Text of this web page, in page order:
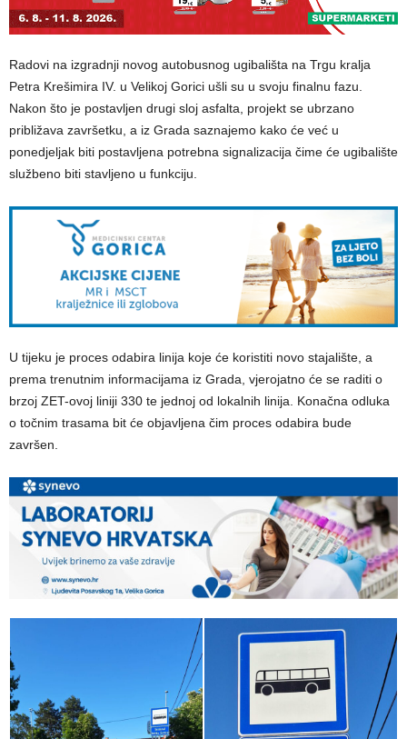
Radovi na izgradnji novog autobusnog ugibališta na Trgu kralja
Petra Krešimira IV. u Velikoj Gorici ušli su u svoju finalnu fazu.
Nakon što je postavljen drugi sloj asfalta, projekt se ubrzano
približava završetku, a iz Grada saznajemo kako će već u
ponedjeljak biti postavljena potrebna signalizacija čime će ugibalište
službeno biti stavljeno u funkciju.
U tijeku je proces odabira linija koje će koristiti novo stajalište, a
prema trenutnim informacijama iz Grada, vjerojatno će se raditi o
brzoj ZET-ovoj liniji 330 te jednoj od lokalnih linija. Konačna odluka
o točnim trasama bit će objavljena čim proces odabira bude
završen.